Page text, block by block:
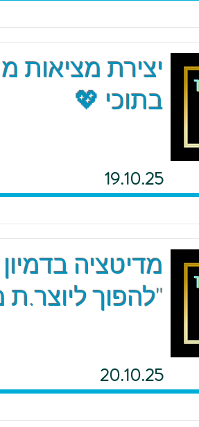
יצירת מציאות
בתוכי 💖
19.10.25
מדיטציה
"להפוך ליוצר.ת
20.10.25